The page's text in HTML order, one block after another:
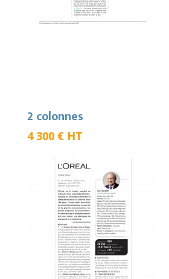
2 colonnes
4 300 € HT